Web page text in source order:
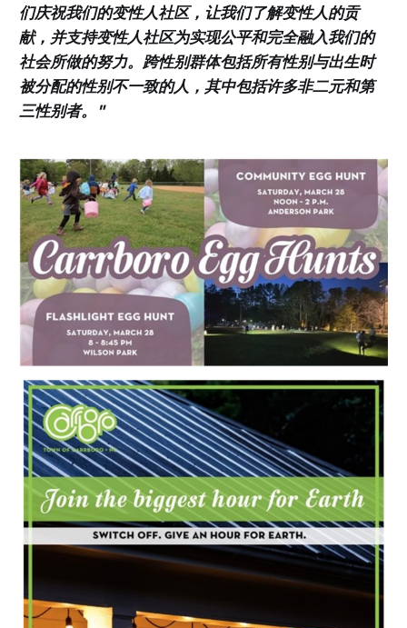
们庆祝我们的变性人社区，让我们了解变性人的贡
献，并支持变性人社区为实现公平和完全融入我们的
社会所做的努力。跨性别群体包括所有性别与出生时
被分配的性别不一致的人，其中包括许多非二元和第
三性别者。"